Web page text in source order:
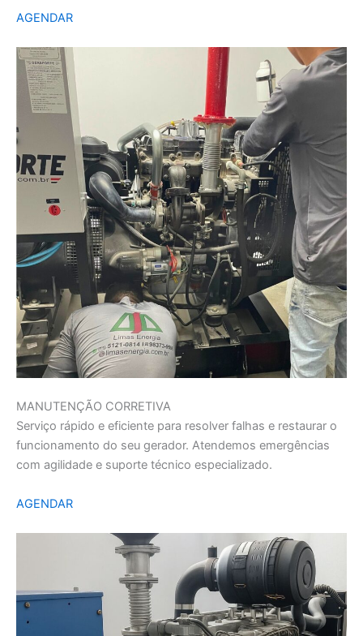
AGENDAR
MANUTENÇÃO CORRETIVA
Serviço rápido e eficiente para resolver falhas e restaurar o
funcionamento do seu gerador. Atendemos emergências
com agilidade e suporte técnico especializado.
AGENDAR